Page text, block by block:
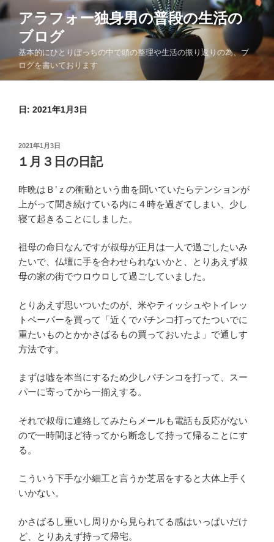
コ
ン
へ
アラフォー独身男の普段の生活の
ブログ
基本的にひとりぼっちの中で頭の整理や生活の振り返りの為、ブ
ログを書いております
日: 2021年1月3日
投
稿
日:
2021年1月3日
１月３日の日記
昨晩はＢ’ｚの衝動という曲を聞いていたらテンションが
上がって聞き続けている内に４時を過ぎてしまい、少し
寝て起きることにしました。
祖母の命日なんですが叔母が正月は一人で過ごしたいみ
たいで、仏壇に手を合わせられないかと、とりあえず叔
母の家の街でウロウロして過ごしていました。
とりあえず思いついたのが、米やティッシュやトイレッ
トペーパーを買って「近くでパチンコ打ってたついでに
重たいものとかかさばるもの買っておいたよ」で通しす
方法です。
まずは嘘を本当にするため少しパチンコを打って、スー
パーに寄ってから一揃えする。
それで叔母に連絡してみたらメールも電話も反応がない
ので一時間ほど待ってから断念して持って帰ることにす
る。
こういう下手な小細工と言うか芝居をすると大体上手く
いかない。
かさばるし重いし周りから見られてる感はいっぱいだけ
ど、とりあえず持って帰宅。